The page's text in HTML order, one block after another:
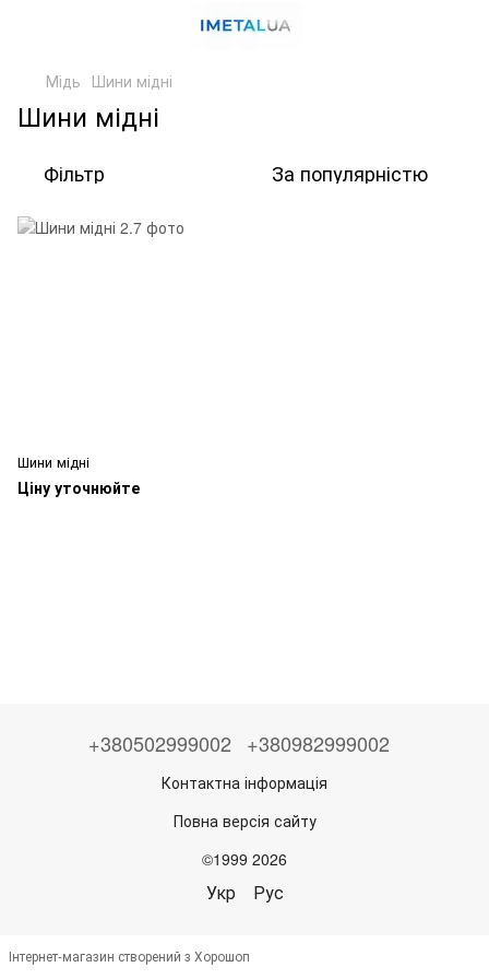
Мідь Шини мідні
Шини мідні
Фільтр За популярністю
Шини мідні
Ціну уточнюйте
+380502999002 +380982999002
Контактна інформація
Повна версія сайту
©1999 2026
Укр Рус
Інтернет-магазин створений з Хорошоп